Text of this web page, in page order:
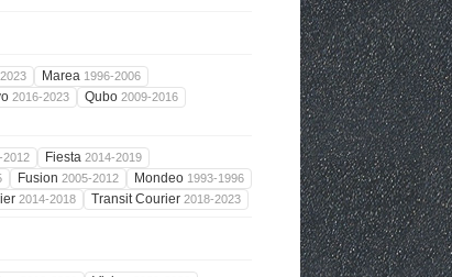
Marea 1996-2006
2016-2023 Qubo 2009-2016
2012 Fiesta 2014-2019
Fusion 2005-2012 Mondeo 1993-1996
2014-2018 Transit Courier 2018-2023